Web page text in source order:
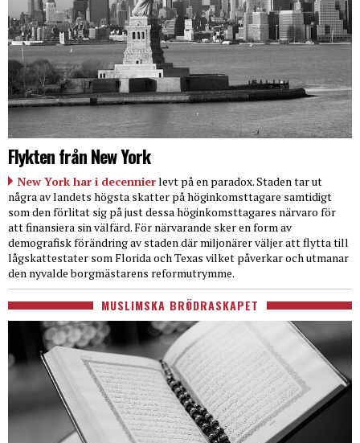
Flykten från New York
New York har i decennierlevt på en paradox. Staden tar ut
några av landets högsta skatter på höginkomsttagare samtidigt
som den förlitat sig på just dessa höginkomsttagares närvaro för
att finansiera sin välfärd. För närvarande sker en form av
demografisk förändring av staden där miljonärer väljer att flytta till
lågskattestater som Florida och Texas vilket påverkar och utmanar
den nyvalde borgmästarens reformutrymme.
MUSLIMSKA BRÖDRASKAPET